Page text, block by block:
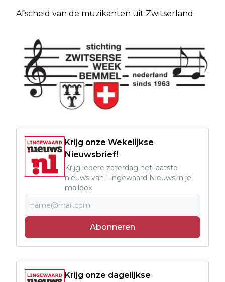
Afscheid van de muzikanten uit Zwitserland.
Krijg onze Wekelijkse
Nieuwsbrief!
Krijg iedere zaterdag het laatste
nieuws van Lingewaard Nieuws in je
mailbox
Abonneren
Krijg onze dagelijkse